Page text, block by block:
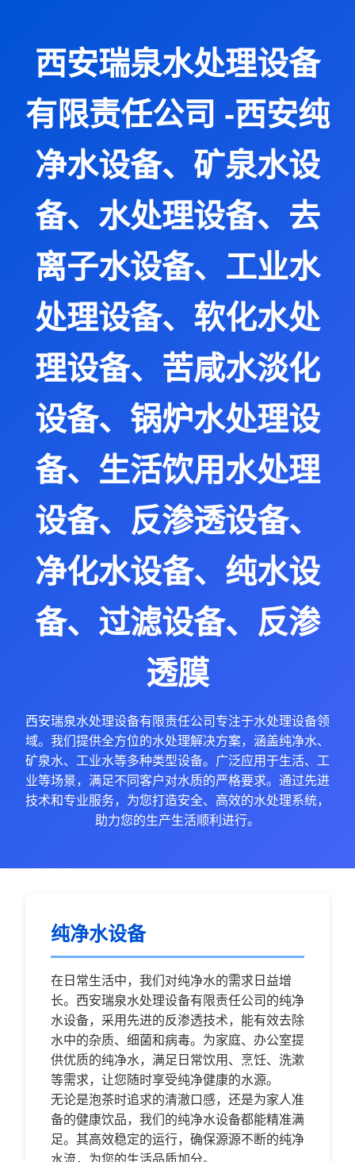
西安瑞泉水处理设备
有限责任公司 -西安纯
净水设备、矿泉水设
备、水处理设备、去
离子水设备、工业水
处理设备、软化水处
理设备、苦咸水淡化
设备、锅炉水处理设
备、生活饮用水处理
设备、反渗透设备、
净化水设备、纯水设
备、过滤设备、反渗
透膜
西安瑞泉水处理设备有限责任公司专注于水处理设备领
域。我们提供全方位的水处理解决方案，涵盖纯净水、
矿泉水、工业水等多种类型设备。广泛应用于生活、工
业等场景，满足不同客户对水质的严格要求。通过先进
技术和专业服务，为您打造安全、高效的水处理系统，
助力您的生产生活顺利进行。
纯净水设备
在日常生活中，我们对纯净水的需求日益增
长。西安瑞泉水处理设备有限责任公司的纯净
水设备，采用先进的反渗透技术，能有效去除
水中的杂质、细菌和病毒。为家庭、办公室提
供优质的纯净水，满足日常饮用、烹饪、洗漱
等需求，让您随时享受纯净健康的水源。
无论是泡茶时追求的清澈口感，还是为家人准
备的健康饮品，我们的纯净水设备都能精准满
足。其高效稳定的运行，确保源源不断的纯净
水流，为您的生活品质加分。